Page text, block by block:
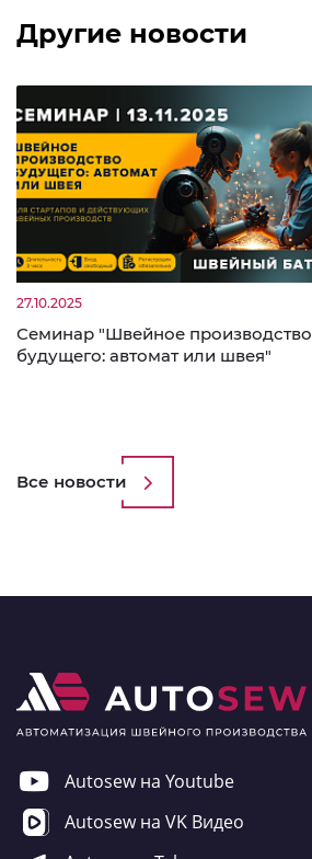
Другие новости
Все новости
27.10.2025
Семинар "Швейное производство
будущего: автомат или швея"
Autosew на Youtube
Autosew на VK Видео